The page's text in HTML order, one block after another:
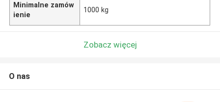
Minimalne zamów
ienie
1000 kg
Zobacz więcej
O nas